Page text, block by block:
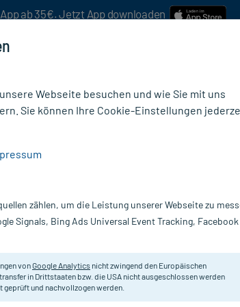
ab 35€. Jetzt App downloaden
ab 19€ Mindestbestellwert!
STADA
Hochdosiertes Simeticon-Präparat bei Blähungen
Webseite besuchen und wie Sie mit uns
Sie können Ihre Cookie-Einstellungen
zählen, um die Leistung unserer Webseite zu
Signals, Bing Ads Universal Event Tracking, Facebook
vonGoogle Analytics nicht zwingend den Europäischen
in Drittstaaten bzw. die USA nicht ausgeschlossen werden
geprüft und nachvollzogen werden.